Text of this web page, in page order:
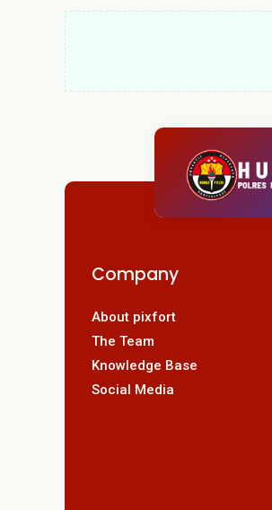
Company
About pixfort
The Team
Knowledge Base
Social Media